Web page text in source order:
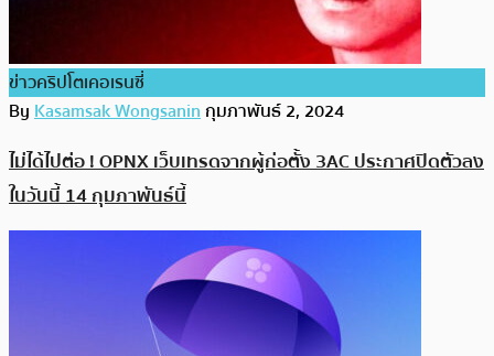
ข่าวคริปโตเคอเรนซี่
ByKasamsak Wongsaninกุมภาพันธ์ 2, 2024
ไม่ได้ไปต่อ ! OPNX เว็บเทรดจากผู้ก่อตั้ง 3AC ประกาศปิดตัวลง
ในวันนี้ 14 กุมภาพันธ์นี้